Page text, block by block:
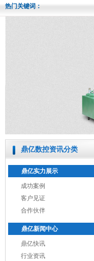
热门关键词：
鼎亿数控资讯分类
鼎亿实力展示
成功案例
客户见证
合作伙伴
鼎亿新闻中心
鼎亿快讯
行业资讯